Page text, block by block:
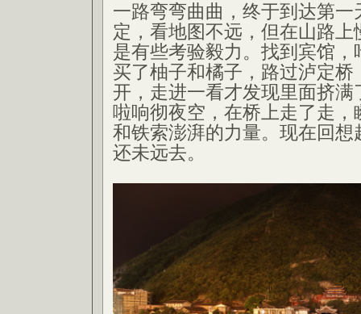
一路弯弯曲曲，终于到达第一
定，看地图不远，但在山路
是有些考验毅力。找到宾馆
买了柚子和橘子，路过泸定桥
开，走进一看才发现里面挤满
啦响彻夜空，在桥上走了走，
和铁索澎湃的力量。现在回想
还未远去。